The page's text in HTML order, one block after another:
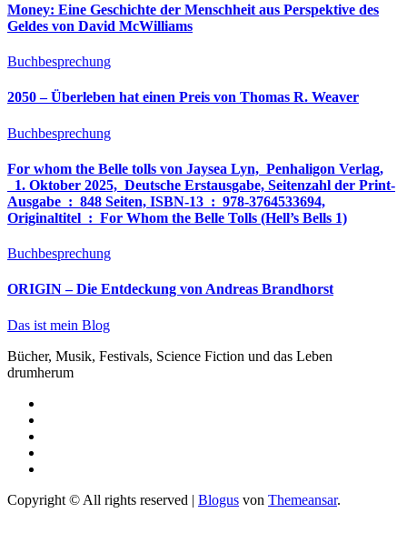
Money: Eine Geschichte der Menschheit aus Perspektive des
Geldes von David McWilliams
Buchbesprechung
2050 – Überleben hat einen Preis von Thomas R. Weaver
Buchbesprechung
For whom the Belle tolls von Jaysea Lyn, ‎ Penhaligon Verlag,
‎ 1. Oktober 2025, ‎ Deutsche Erstausgabe, Seitenzahl der Print-
Ausgabe ‏ : ‎ 848 Seiten, ISBN-13 ‏ : ‎ 978-3764533694,
Originaltitel ‏ : ‎ For Whom the Belle Tolls (Hell’s Bells 1)
Buchbesprechung
ORIGIN – Die Entdeckung von Andreas Brandhorst
Das ist mein Blog
Bücher, Musik, Festivals, Science Fiction und das Leben
drumherum
Copyright © All rights reserved | Blogus von Themeansar.